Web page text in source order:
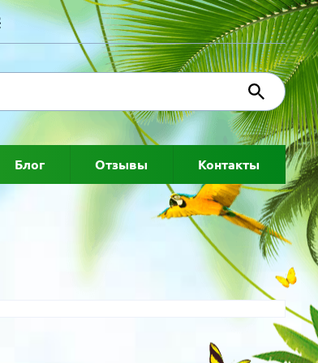
Блог Отзывы Контакты